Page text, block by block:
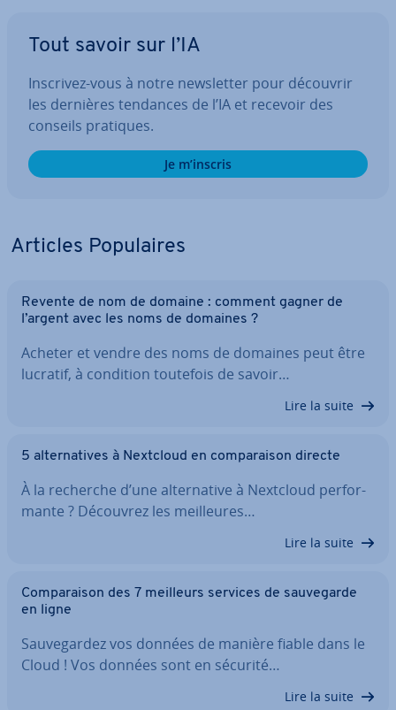
Tout savoir sur l’IA
Inscrivez-vous à notre news­let­ter pour découvrir
les dernières tendances de l’IA et recevoir des
conseils pratiques.
Je m’inscris
Articles Po­pu­laires
Revente de nom de domaine : comment gagner de
l’argent avec les noms de domaines ?
Acheter et vendre des noms de domaines peut être
lucratif, à condition toutefois de savoir…
Lire la suite
5 al­ter­na­tives à Nextcloud en com­pa­rai­son directe
À la recherche d’une al­ter­na­tive à Nextcloud per­for­
mante ? Découvrez les meil­leures…
Lire la suite
Com­pa­rai­son des 7 meilleurs services de sau­ve­garde
en ligne
Sau­ve­gar­dez vos données de manière fiable dans le
Cloud ! Vos données sont en sécurité…
Lire la suite